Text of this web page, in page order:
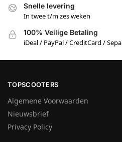
Snelle levering
In twee t/m zes weken
100% Veilige Betaling
iDeal / PayPal / CreditCard / Sepa
TOPSCOOTERS
Algemene Voorwaarden
Nieuwsbrief
Privacy Policy